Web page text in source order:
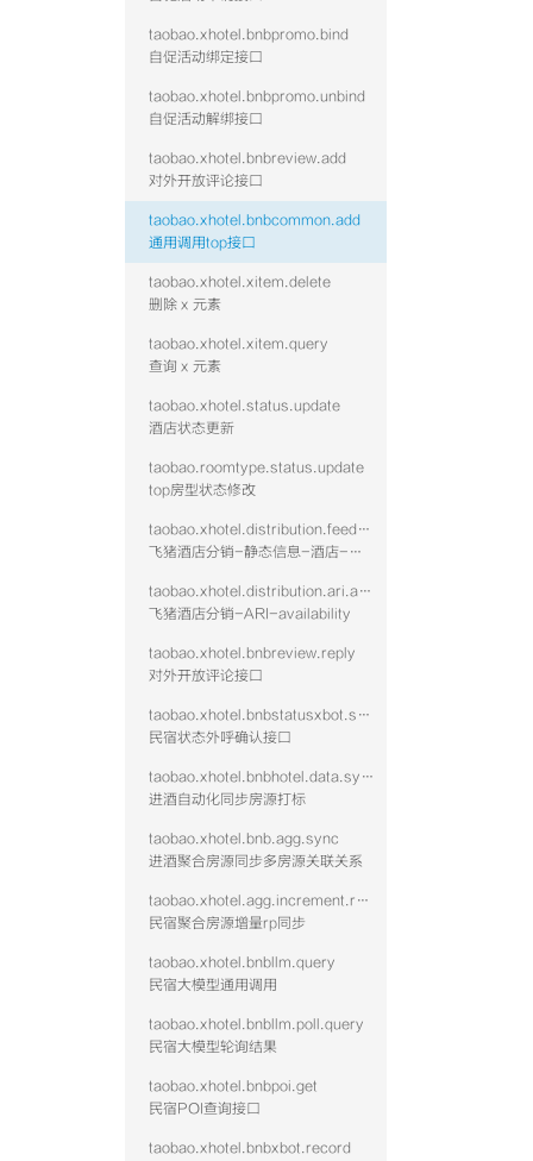
taobao.xhotel.bnbpromo.bind
自促活动绑定接口
taobao.xhotel.bnbpromo.unbind
自促活动解绑接口
taobao.xhotel.bnbreview.add
对外开放评论接口
taobao.xhotel.bnbcommon.add
通用调用top接口
taobao.xhotel.xitem.delete
删除 x 元素
taobao.xhotel.xitem.query
查询 x 元素
taobao.xhotel.status.update
酒店状态更新
taobao.roomtype.status.update
top房型状态修改
taobao.xhotel.distribution.feed.hotel.query
飞猪酒店分销-静态信息-酒店-查询
taobao.xhotel.distribution.ari.availability
飞猪酒店分销-ARI-availability
taobao.xhotel.bnbreview.reply
对外开放评论接口
taobao.xhotel.bnbstatusxbot.send
民宿状态外呼确认接口
taobao.xhotel.bnbhotel.data.sync
进酒自动化同步房源打标
taobao.xhotel.bnb.agg.sync
进酒聚合房源同步多房源关联关系
taobao.xhotel.agg.increment.rp.sync
民宿聚合房源增量rp同步
taobao.xhotel.bnbllm.query
民宿大模型通用调用
taobao.xhotel.bnbllm.poll.query
民宿大模型轮询结果
taobao.xhotel.bnbpoi.get
民宿POI查询接口
taobao.xhotel.bnbxbot.record